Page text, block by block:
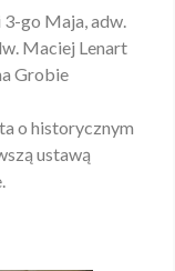
go Maja, adw.
Maciej Lenart
Grobie
o historycznym
ustawą